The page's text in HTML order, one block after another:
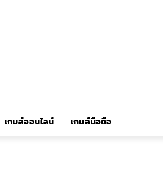
เกมส์ออนไลน์ เกมส์มือถือ